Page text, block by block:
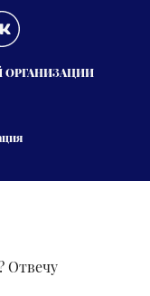
Отвечу
ОРГАНИЗАЦИИ